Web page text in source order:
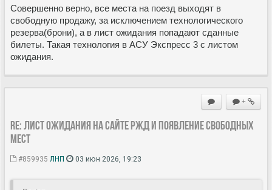
Совершенно верно, все места на поезд выходят в
свободную продажу, за исключением технологического
резерва(брони), а в лист ожидания попадают сданные
билеты. Такая технология в АСУ Экспресс 3 с листом
ожидания.
+
Re: Лист ожидания на сайте РЖД и появление свободных
мест
#859935 ЛНП 03 июн 2026, 19:23